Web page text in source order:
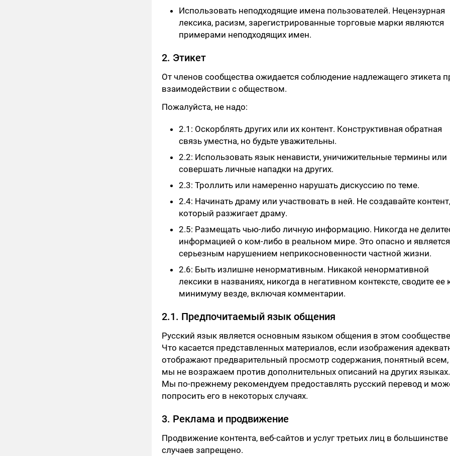
Использовать неподходящие имена пользователей. Нецензурная
лексика, расизм, зарегистрированные торговые марки являются
примерами неподходящих имен.
2. Этикет
От членов сообщества ожидается соблюдение надлежащего этикета
взаимодействии с обществом.
Пожалуйста, не надо:
2.1: Оскорблять других или их контент. Конструктивная обратная
связь уместна, но будьте уважительны.
2.2: Использовать язык ненависти, уничижительные термины или
совершать личные нападки на других.
2.3: Троллить или намеренно нарушать дискуссию по теме.
2.4: Начинать драму или участвовать в ней. Не создавайте контент,
который разжигает драму.
2.5: Размещать чью-либо личную информацию. Никогда не
информацией о ком-либо в реальном мире. Это опасно и является
серьезным нарушением неприкосновенности частной жизни.
2.6: Быть излишне ненормативным. Никакой ненормативной
лексики в названиях, никогда в негативном контексте, сводите ее
минимуму везде, включая комментарии.
2.1. Предпочитаемый язык общения
Русский язык является основным языком общения в этом
Что касается представленных материалов, если изображения
отображают предварительный просмотр содержания, понятный всем,
мы не возражаем против дополнительных описаний на других языках.
Мы по-прежнему рекомендуем предоставлять русский перевод и
попросить его в некоторых случаях.
3. Реклама и продвижение
Продвижение контента, веб-сайтов и услуг третьих лиц в большинстве
случаев запрещено.